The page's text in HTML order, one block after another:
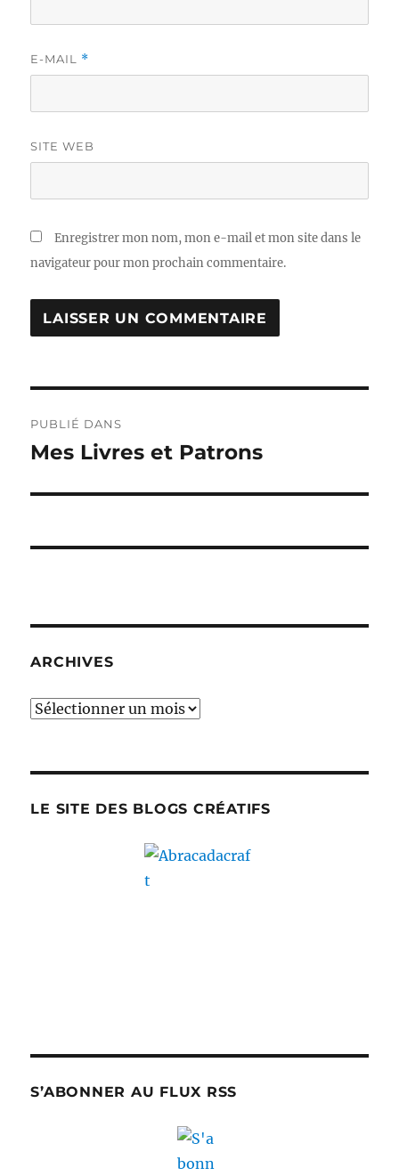
E-MAIL *
SITE WEB
Enregistrer mon nom, mon e-mail et mon site dans le
navigateur pour mon prochain commentaire.
de
PUBLIÉ DANS
Mes Livres et Patrons
ARCHIVES
Archives
LE SITE DES BLOGS CRÉATIFS
S’ABONNER AU FLUX RSS